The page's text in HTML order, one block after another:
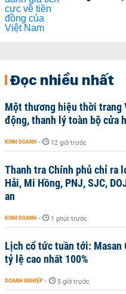
Đọc nhiều nhất
Một thương hiệu thời trang
động, thanh lý toàn bộ cửa
KINH DOANH - 12 giờ trước
Thanh tra Chính phủ chỉ ra
Hải, Mi Hồng, PNJ, SJC,
an
KINH DOANH - 1 phút trước
Lịch cổ tức tuần tới: Masan
tỷ lệ cao nhất 100%
DOANH NGHIỆP - 5 giờ trước